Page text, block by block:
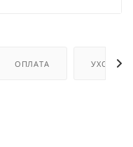
ОПЛАТА УХОД И